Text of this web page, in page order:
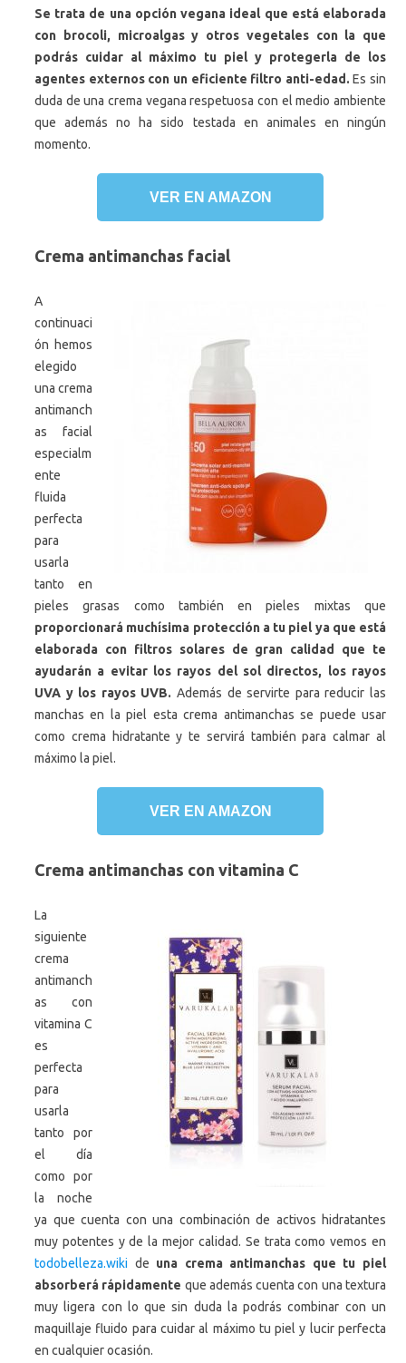
Se trata de una opción vegana ideal que está elaborada
con brocoli, microalgas y otros vegetales con la que
podrás cuidar al máximo tu piel y protegerla de los
agentes externos con un eficiente filtro anti-edad. Es sin
duda de una crema vegana respetuosa con el medio ambiente
que además no ha sido testada en animales en ningún
momento.
VER EN AMAZON
Crema antimanchas facial
A
continuaci
ón hemos
elegido
una crema
antimanch
as facial
especialm
ente
fluida
perfecta
para
usarla
tanto en
pieles grasas como también en pieles mixtas que
proporcionará muchísima protección a tu piel ya que está
elaborada con filtros solares de gran calidad que te
ayudarán a evitar los rayos del sol directos, los rayos
UVA y los rayos UVB. Además de servirte para reducir las
manchas en la piel esta crema antimanchas se puede usar
como crema hidratante y te servirá también para calmar al
máximo la piel.
VER EN AMAZON
Crema antimanchas con vitamina C
La
siguiente
crema
antimanch
as con
vitamina C
es
perfecta
para
usarla
tanto por
el día
como por
la noche
ya que cuenta con una combinación de activos hidratantes
muy potentes y de la mejor calidad. Se trata como vemos en
todobelleza.wiki de una crema antimanchas que tu piel
absorberá rápidamente que además cuenta con una textura
muy ligera con lo que sin duda la podrás combinar con un
maquillaje fluido para cuidar al máximo tu piel y lucir perfecta
en cualquier ocasión.